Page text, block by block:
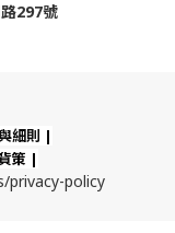
297號
細則 |
策 |
privacy-policy